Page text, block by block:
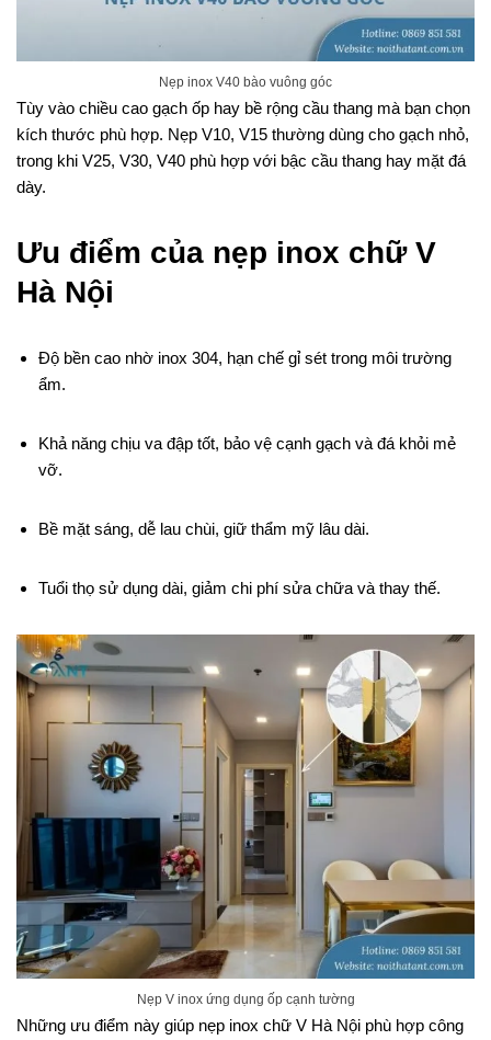
Nẹp inox V40 bào vuông góc
Tùy vào chiều cao gạch ốp hay bề rộng cầu thang mà bạn chọn
kích thước phù hợp. Nẹp V10, V15 thường dùng cho gạch nhỏ,
trong khi V25, V30, V40 phù hợp với bậc cầu thang hay mặt đá
dày.
Ưu điểm của nẹp inox chữ V
Hà Nội
Độ bền cao nhờ inox 304, hạn chế gỉ sét trong môi trường
ẩm.
Khả năng chịu va đập tốt, bảo vệ cạnh gạch và đá khỏi mẻ
vỡ.
Bề mặt sáng, dễ lau chùi, giữ thẩm mỹ lâu dài.
Tuổi thọ sử dụng dài, giảm chi phí sửa chữa và thay thế.
Nẹp V inox ứng dụng ốp cạnh tường
Những ưu điểm này giúp nẹp inox chữ V Hà Nội phù hợp công